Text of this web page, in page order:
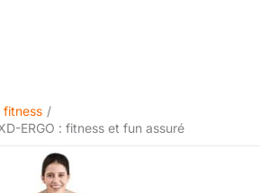
fitness
ERGO : fitness et fun assuré